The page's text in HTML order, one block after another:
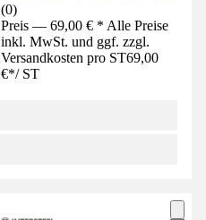
(0)
Preis — 69,00 € * Alle Preise
inkl. MwSt. und ggf. zzgl.
Versandkosten pro ST69,00
€*/ ST